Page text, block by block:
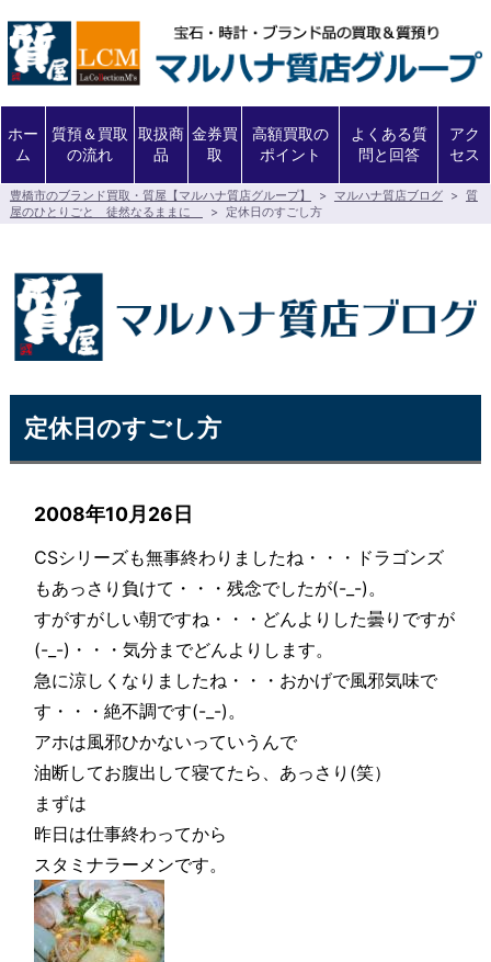
ホー
ム
質預＆買取
の流れ
取扱商
品
金券買
取
高額買取の
ポイント
よくある質
問と回答
アク
セス
豊橋市のブランド買取・質屋【マルハナ質店グループ】 > マルハナ質店ブログ > 質
屋のひとりごと 徒然なるままに
> 定休日のすごし方
定休日のすごし方
2008年10月26日
CSシリーズも無事終わりましたね・・・ドラゴンズ
もあっさり負けて・・・残念でしたが(-_-)。
すがすがしい朝ですね・・・どんよりした曇りですが
(-_-)・・・気分までどんよりします。
急に涼しくなりましたね・・・おかげで風邪気味で
す・・・絶不調です(-_-)。
アホは風邪ひかないっていうんで
油断してお腹出して寝てたら、あっさり(笑）
まずは
昨日は仕事終わってから
スタミナラーメンです。